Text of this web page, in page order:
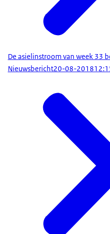
De asielinstroom van week 33
Nieuwsbericht20-08-2018